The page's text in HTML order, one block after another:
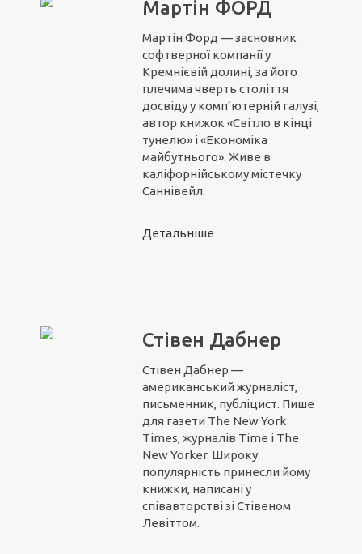
Мартін ФОРД
Мартін Форд — засновник
софтверної компанії у
Кремнієвій долині, за його
плечима чверть століття
досвіду у комп’ютерній галузі,
автор книжок «Світло в кінці
тунелю» і «Економіка
майбутнього». Живе в
каліфорнійському містечку
Саннівейл.
Детальніше
Стівен Дабнер
Стівен Дабнер —
американський журналіст,
письменник, публіцист. Пише
для газети The New York
Times, журналів Time і The
New Yorker. Широку
популярність принесли йому
книжки, написані у
співавторстві зі Стівеном
Левіттом.